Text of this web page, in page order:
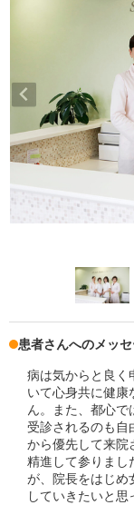
患者さんへのメッ
病は気からと良く
いて心身共に健康
ん。また、都心で
受診されるのも自
から優先して来院
精進して参りまし
が、院長をはじめ
していきたいと思